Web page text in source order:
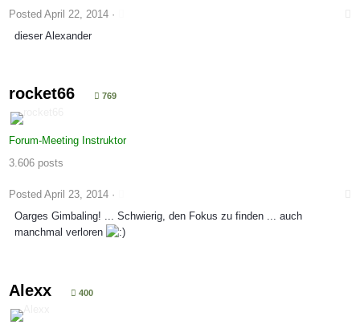
Posted April 22, 2014 ·
dieser Alexander
rocket66 769
Forum-Meeting Instruktor
3.606 posts
Posted April 23, 2014 ·
Oarges Gimbaling! ... Schwierig, den Fokus zu finden ... auch
manchmal verloren
Alexx 400